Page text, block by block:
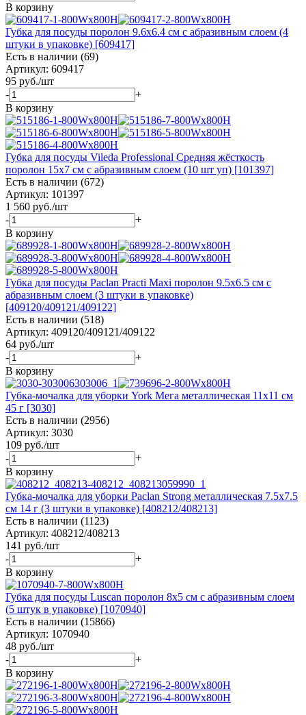
В корзину
Губка для посуды поролон 9.6x6.4 см с абразивным слоем (4
штуки в упаковке) [609417]
Есть в наличии (69)
Артикул: 609417
95 руб./шт
-
+
В корзину
Губка для посуды Vileda Professional Средняя жёсткость
поролон 15x7 см с абразивным слоем (10 шт уп) [101397]
Есть в наличии (672)
Артикул: 101397
1 560 руб./шт
-
+
В корзину
Губка для посуды Paclan Practi Maxi поролон 9.5x6.5 см с
абразивным слоем (3 штуки в упаковке)
[409120/409121/409122]
Есть в наличии (518)
Артикул: 409120/409121/409122
64 руб./шт
-
+
В корзину
Губка-мочалка для уборки York Мега металлическая 11x11 см
45 г [3030]
Есть в наличии (2956)
Артикул: 3030
109 руб./шт
-
+
В корзину
Губка-мочалка для уборки Paclan Strong металлическая 7.5x7.5
см 14 г (3 штуки в упаковке) [408212/408213]
Есть в наличии (1123)
Артикул: 408212/408213
141 руб./шт
-
+
В корзину
Губка для посуды Luscan поролон 8x5 см с абразивным слоем
(5 штук в упаковке) [1070940]
Есть в наличии (15866)
Артикул: 1070940
48 руб./шт
-
+
В корзину